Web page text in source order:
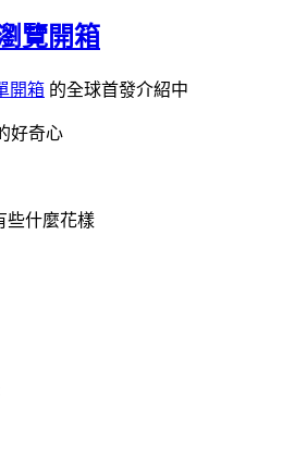
覽開箱
開箱 的全球首發介紹中
好奇心
些什麼花樣